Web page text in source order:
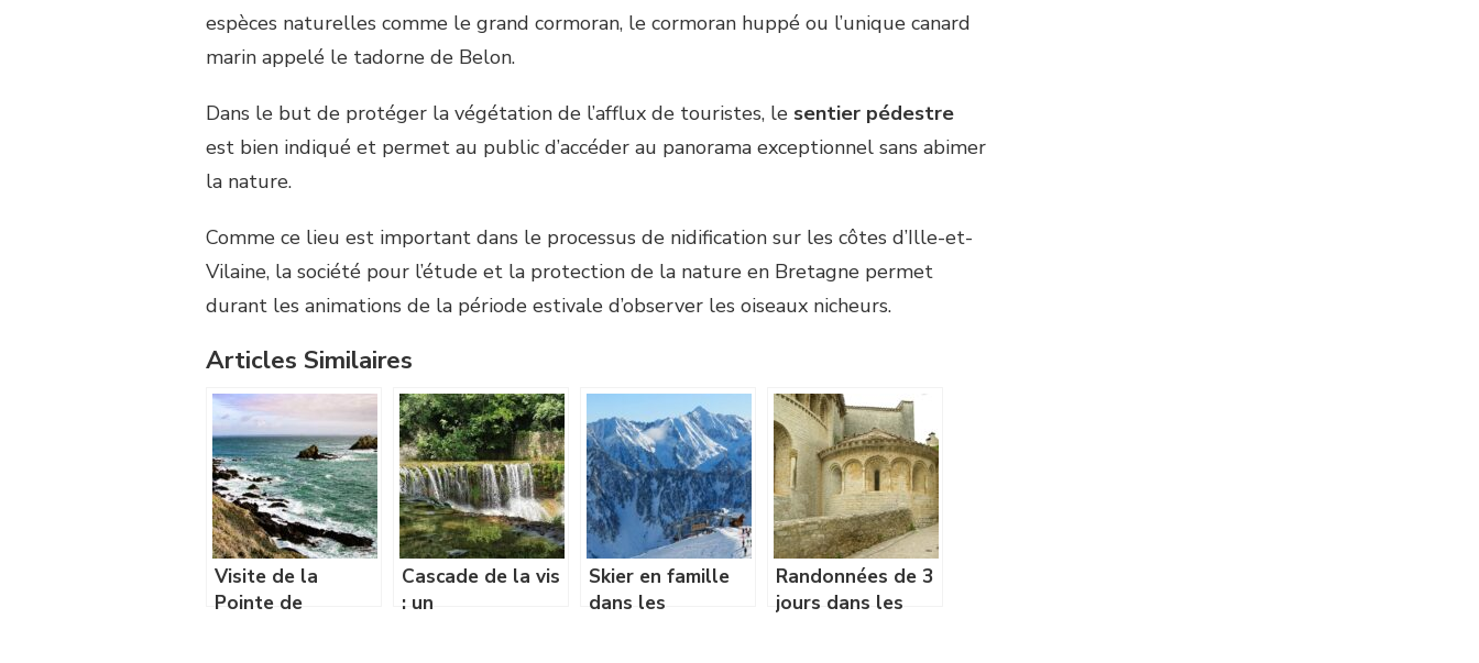
espèces naturelles comme le grand cormoran, le cormoran huppé ou l’unique canard
marin appelé le tadorne de Belon.
Dans le but de protéger la végétation de l’afflux de touristes, le sentier pédestre
est bien indiqué et permet au public d’accéder au panorama exceptionnel sans abimer
la nature.
Comme ce lieu est important dans le processus de nidification sur les côtes d’Ille-et-
Vilaine, la société pour l’étude et la protection de la nature en Bretagne permet
durant les animations de la période estivale d’observer les oiseaux nicheurs.
Articles Similaires
Visite de la
Pointe de
Cascade de la vis
: un
Skier en famille
dans les
Randonnées de 3
jours dans les